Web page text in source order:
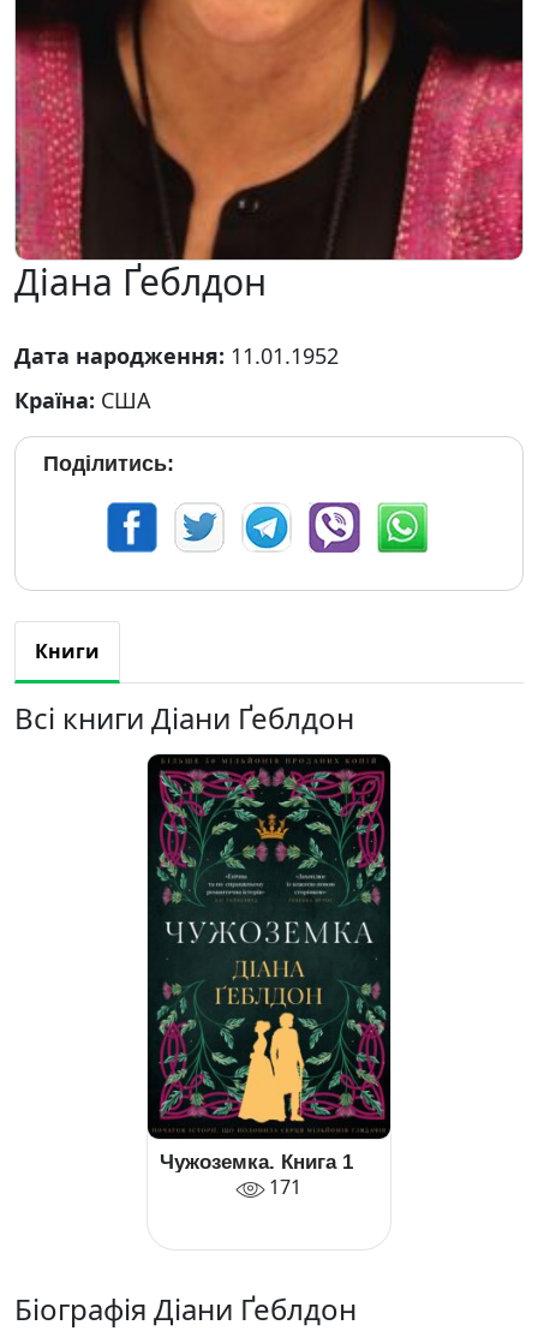
Діана Ґеблдон
Дата народження: 11.01.1952
Країна: США
Поділитись:
Книги
Всі книги Діани Ґеблдон
Чужоземка. Книга 1
171
Біографія Діани Ґеблдон